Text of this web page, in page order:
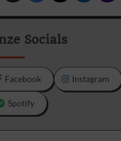
Socials
Facebook Instagram
Spotify